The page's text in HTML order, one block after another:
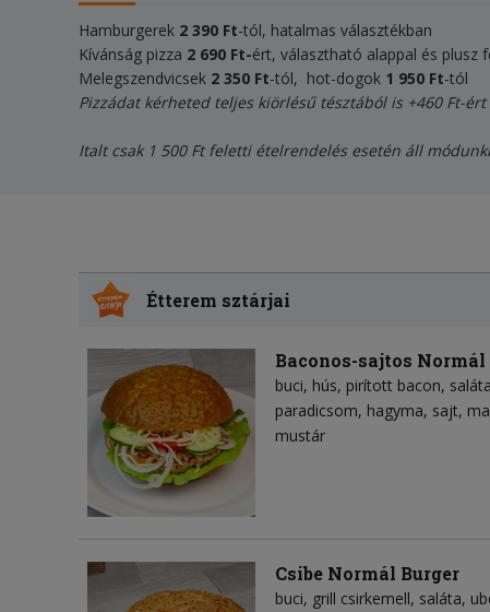
Hamburgerek 2 390 Ft-tól, hatalmas választékban
Kívánság pizza 2 690 Ft-ért, választható alappal és plusz
Melegszendvicsek 2 350 Ft-tól, hot-dogok 1 950 Ft-tól
Pizzádat kérheted teljes kiörlésű tésztából is +460 Ft-ért
Italt csak 1 500 Ft feletti ételrendelés esetén áll
Étterem sztárjai
Baconos-sajtos Normál
buci hús pirított bacon saláta
paradicsom hagyma sajt
mustár
Csibe Normál Burger
buci grill csirkemell saláta